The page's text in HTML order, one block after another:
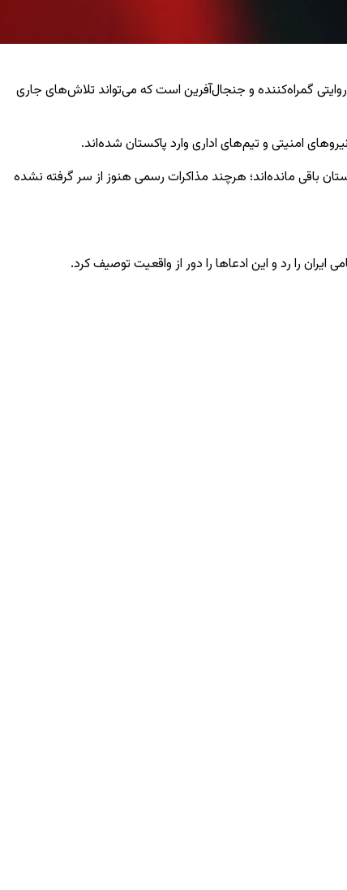
دوره آتش‌بس، روایتی گمراه‌کننده و جنجال‌آفرین است که می‌تواند تلاش‌های جاری
امنیتی و تیم‌های اداری وارد پاکستان شده‌اند.
باقی مانده‌اند؛ هرچند مذاکرات رسمی هنوز از سر گرفته نشده
را رد و این ادعاها را دور از واقعیت توصیف کرد.